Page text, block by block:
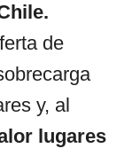
de
y, al
lugares